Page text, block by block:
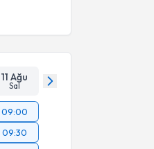
11 Ağu
Sal
09:00
09:30